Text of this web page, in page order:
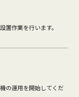
置作業を行います。
の運用を開始してくだ